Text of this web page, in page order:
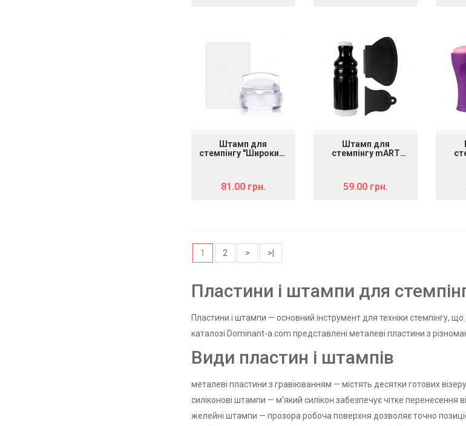
Штамп для
стемпінгу "Широкий"
81.00 грн.
Штамп для
стемпінгу mART
59.00 грн.
1 2 > >|
Пластини і штампи для
Пластини і штампи — основний інструмент для техніки стемпінгу,
каталозі Dominant-a.com представлені металеві пластини з
Види пластин і штампів
металеві пластини з гравіюванням — містять десятки готових
силіконові штампи — м'який силікон забезпечує чітке перенесення
желейні штампи — прозора робоча поверхня дозволяє точно